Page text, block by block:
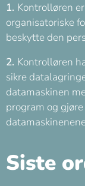
1. Kontrolløren
organisatoriske
beskytte den
2. Kontrolløren
sikre
datamaskinen
program og
Siste